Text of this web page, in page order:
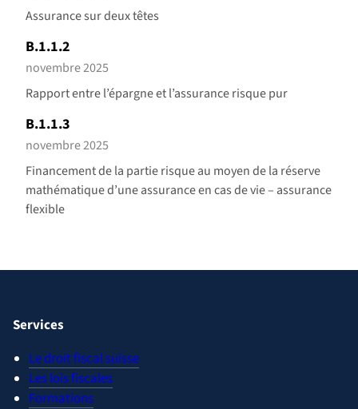
Assurance sur deux têtes
B.1.1.2
novembre 2025
Rapport entre l’épargne et l’assurance risque pur
B.1.1.3
novembre 2025
Financement de la partie risque au moyen de la réserve
mathématique d’une assurance en cas de vie – assurance
flexible
Services
Le droit fiscal suisse
Les lois fiscales
Formations